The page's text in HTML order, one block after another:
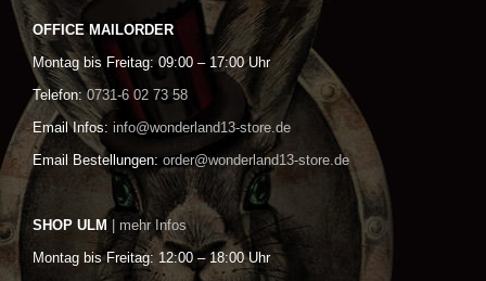
OFFICE MAILORDER
Montag bis Freitag: 09:00 – 17:00 Uhr
Telefon: 0731-6 02 73 58
Email Infos: info@wonderland13-store.de
Email Bestellungen: order@wonderland13-store.de
SHOP ULM | mehr Infos
Montag bis Freitag: 12:00 – 18:00 Uhr